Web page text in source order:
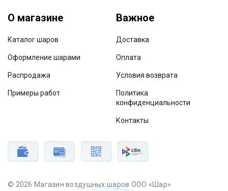
О магазине
Каталог шаров
Оформление шарами
Распродажа
Примеры работ
Важное
Доставка
Оплата
Условия возврата
Политика
конфиденциальности
Контакты
© 2026 Магазин воздушных шаров ООО «Шар»